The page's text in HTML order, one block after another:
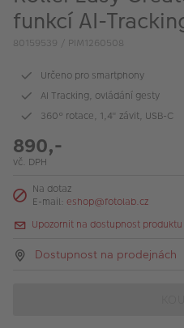
VÝPRODEJ
FOTO BAZAR
Akce a slevy
funkcí AI-
80159539 / PIM1260508
Určeno pro smartphony
AI Tracking, ovládání gesty
360° rotace, 1,4" závit, USB-C
890,-
vč. DPH
Na dotaz
E-mail: eshop@fotolab.cz
Upozornit na dostupnost produktu
Dostupnost na prodejnách